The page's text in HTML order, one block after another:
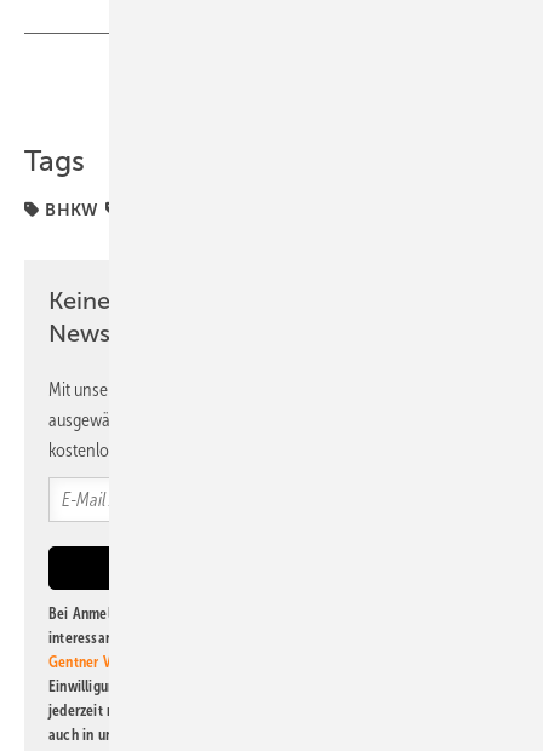
Tags
BHKW
Keine Zeit? Kein Problem mit dem PV
Newsletter!
Mit unserem Newsletter erhalten Sie regelmäßig von uns
ausgewählte Informationen und Neuigkeiten, gebündelt und
kostenlos direkt ins Postfach.
Bei Anmeldung zu diesem Newsletter bin ich damit einverstanden, über
interessante Verlags- und Online-Angebote
Gentner Verlag GmbH & Co. KG
Einwilligung kann ich jederzeit widerrufen und eine Abmeldung ist
jederzeit möglich. Informationen zum Umgang mit Daten finden Sie
auch in unserer